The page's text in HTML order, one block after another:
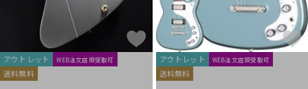
アウトレット WEB注文店頭受取可
送料無料
アウトレット WEB注文店頭受取可
送料無料